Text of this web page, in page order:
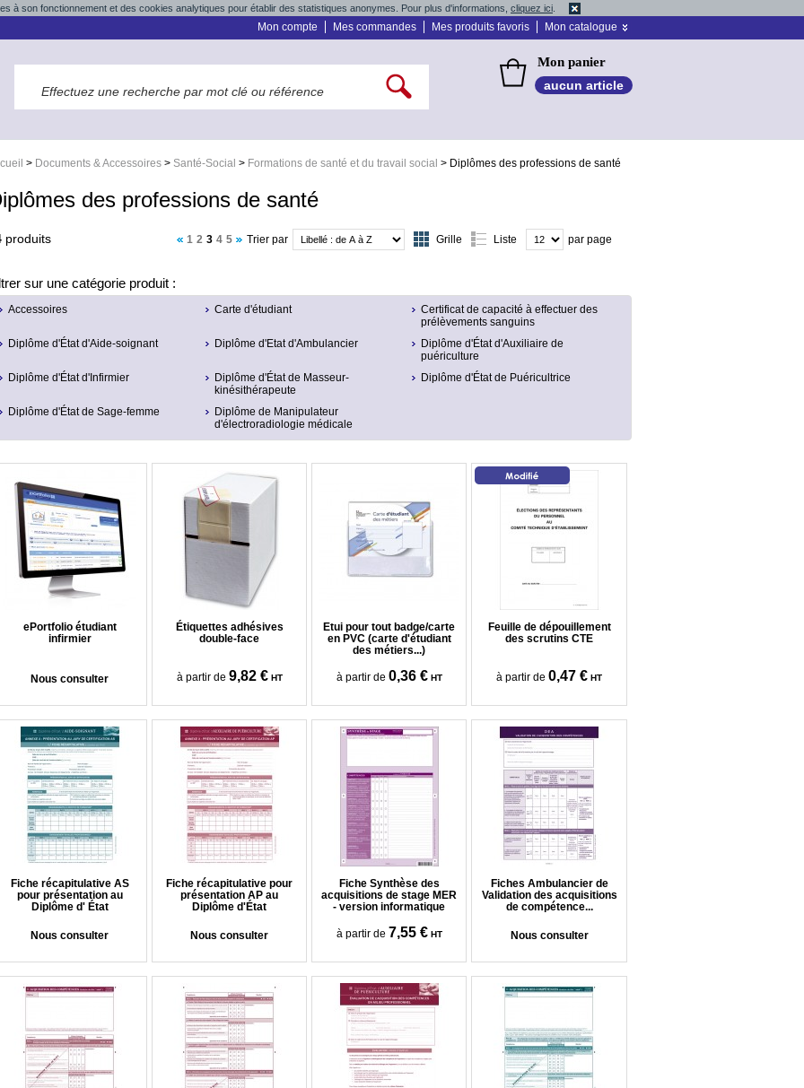
à son fonctionnement et des cookies analytiques pour établir des statistiques anonymes. Pour plus d'informations, cliquez ici
Mon compte Mes commandes Mes produits favoris Mon catalogue
Mon panier
aucun article
> Documents & Accessoires > Santé-Social > Formations de santé et du travail social > Diplômes des professions de santé
des professions de santé
produits par page
Grille Liste
Trier par
1 2 3 4 5
sur une catégorie produit :
Accessoires Carte d'étudiant
Certificat de capacité à effectuer des
prélèvements sanguins
Diplôme d'État d'Aide-soignant
Diplôme d'Etat d'Ambulancier
Diplôme d'État d'Auxiliaire de
puériculture
Diplôme d'État d'Infirmier
Diplôme d'État de Masseur-
kinésithérapeute
Diplôme d'État de Puéricultrice
Diplôme d'État de Sage-femme
Diplôme de Manipulateur
d'électroradiologie médicale
ePortfolio étudiant
infirmier
Nous consulter
Étiquettes adhésives
double-face
à partir de 9,82 € HT
Etui pour tout badge/carte
en PVC (carte d'étudiant
des métiers...)
à partir de 0,36 € HT
Feuille de dépouillement
des scrutins CTE
à partir de 0,47 € HT
Fiche récapitulative AS
pour présentation au
Diplôme d' État
Nous consulter
Fiche récapitulative pour
présentation AP au
Diplôme d'État
Nous consulter
Fiche Synthèse des
acquisitions de stage MER
- version informatique
à partir de 7,55 € HT
Fiches Ambulancier de
Validation des acquisitions
de compétence...
Nous consulter